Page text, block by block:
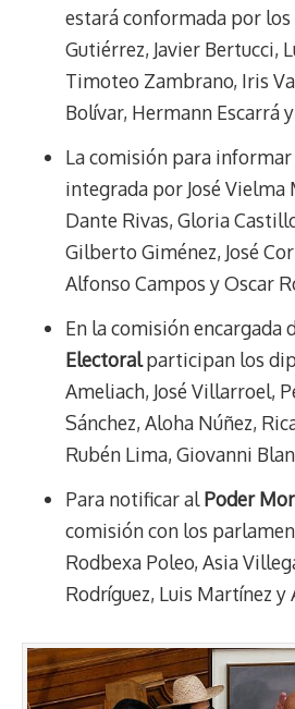
estará conformada por
Gutiérrez, Javier Bertucci,
Timoteo Zambrano, Iris
Bolívar, Hermann Escarrá
La comisión para
integrada por José Vielma
Dante Rivas, Gloria
Gilberto Giménez, José
Alfonso Campos y Oscar
En la comisión encargada
Electoralparticipan los
Ameliach, José Villarroel,
Sánchez, Aloha Núñez,
Rubén Lima, Giovanni
Para notificar alPoder
comisión con los
Rodbexa Poleo, Asia
Rodríguez, Luis Martínez y